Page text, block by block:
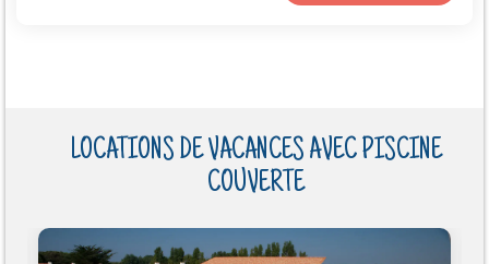
LOCATIONS DE VACANCES AVEC PISCINE
COUVERTE